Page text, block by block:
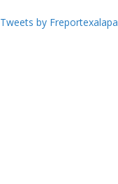
Tweets by Freportexalapa